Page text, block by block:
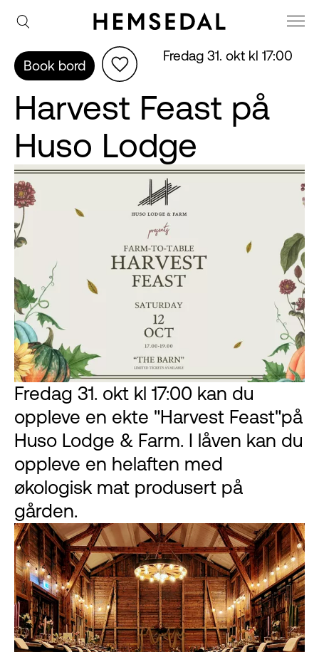
Book bord
Fredag 31. okt kl 17:00
Harvest Feast på
Huso Lodge
Fredag 31. okt kl 17:00 kan du
oppleve en ekte "Harvest Feast"på
Huso Lodge & Farm. I låven kan du
oppleve en helaften med
økologisk mat produsert på
gården.